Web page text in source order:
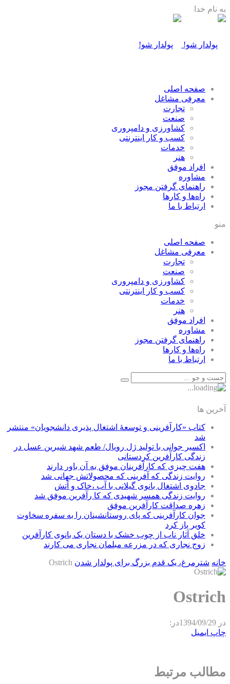
به نام خدا
صفحه اصلی
معرفی مشاغل
تجارت
صنعت
كشاورزی و دامپروری
كسب و كار اينترنتی
خدمات
هنر
افراد موفق
مشاوره
راهنمای گرفتن مجوز
راه‌ها و كارها
ارتباط با ما
منو
صفحه اصلی
معرفی مشاغل
تجارت
صنعت
كشاورزی و دامپروری
كسب و كار اينترنتی
خدمات
هنر
افراد موفق
مشاوره
راهنمای گرفتن مجوز
راه‌ها و كارها
ارتباط با ما
آخرین ها
کتاب «کارآفرینی و توسعۀ اشتغال پذیری دانشجویان» منتشر
شد
اکسیر جوانی با تولید ژل رویال/ طعم شهد شیرین عسل‌ در
زندگی کارآفرین کردستانی
هفت چیزی که کارآفرینان موفق به آن باور دارند
روایت زندگی که آفرینی که محصولاتش جهانی شد
جادوی اشتغال بانوی گیلانی با آب ،خاک و آتش
روایت زندگی همسر شهیدی که کا رآفرین موفق شد
زهره صداقت کارآفرین موفق
جوان کارآفرینی که پای روستانشینان را به سفره سخاوت
کویر باز کرد
خلق آثار ناب از چوب خشک با دستان یک بانوی کارآفرین
زوج نجاری که در مزرعه مبلمان نجاری می کارند
خانه شترمرغ، یک قدم بزرگ برای پولدار شدن Ostrich
Ostrich
در 1394/09/29در:
چاپ ایمیل
مطالب مرتبط